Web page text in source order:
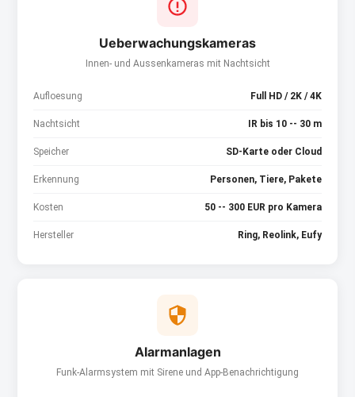
Ueberwachungskameras
Innen- und Aussenkameras mit Nachtsicht
Aufloesung Full HD / 2K / 4K
Nachtsicht IR bis 10 -- 30 m
Speicher SD-Karte oder Cloud
Erkennung Personen, Tiere, Pakete
Kosten 50 -- 300 EUR pro Kamera
Hersteller Ring, Reolink, Eufy
Alarmanlagen
Funk-Alarmsystem mit Sirene und App-Benachrichtigung